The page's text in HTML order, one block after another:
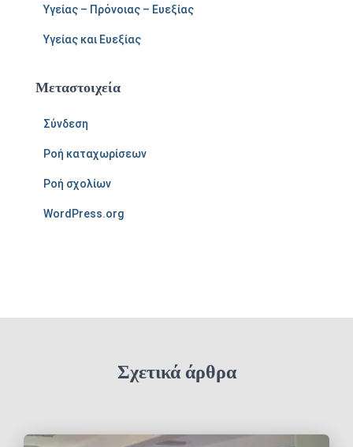
Υγείας – Πρόνοιας – Ευεξίας
Υγείας και Ευεξίας
Μεταστοιχεία
Σύνδεση
Ροή καταχωρίσεων
Ροή σχολίων
WordPress.org
Σχετικά άρθρα